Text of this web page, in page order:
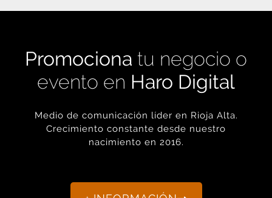
Promociona tu negocio o
evento en Haro Digital
Medio de comunicación líder en Rioja Alta.
Crecimiento constante desde nuestro
nacimiento en 2016.